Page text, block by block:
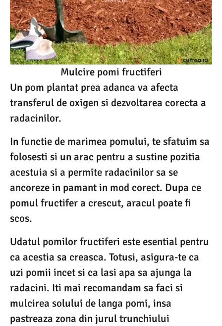
Mulcire pomi fructiferi
Un pom plantat prea adanca va afecta
transferul de oxigen si dezvoltarea corecta a
radacinilor.
In functie de marimea pomului, te sfatuim sa
folosesti si un arac pentru a sustine pozitia
acestuia si a permite radacinilor sa se
ancoreze in pamant in mod corect. Dupa ce
pomul fructifer a crescut, aracul poate fi
scos.
Udatul pomilor fructiferi este esential pentru
ca acestia sa creasca. Totusi, asigura-te ca
uzi pomii incet si ca lasi apa sa ajunga la
radacini. Iti mai recomandam sa faci si
mulcirea solului de langa pomi, insa
pastreaza zona din jurul trunchiului